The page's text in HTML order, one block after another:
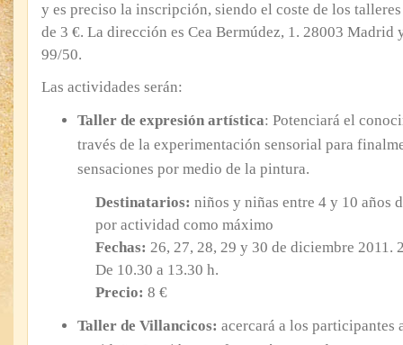
y es preciso la inscripción, siendo el coste de los
de 3 €. La dirección es Cea Bermúdez, 1. 28003 Madrid
99/50.
Las actividades serán:
Taller de expresión artística: Potenciará el
través de la experimentación sensorial para
sensaciones por medio de la pintura.
Destinatarios: niños y niñas entre 4 y 10 años
por actividad como máximo
Fechas: 26, 27, 28, 29 y 30 de diciembre 2011.
De 10.30 a 13.30 h.
Precio: 8 €
Taller de Villancicos: acercará a los